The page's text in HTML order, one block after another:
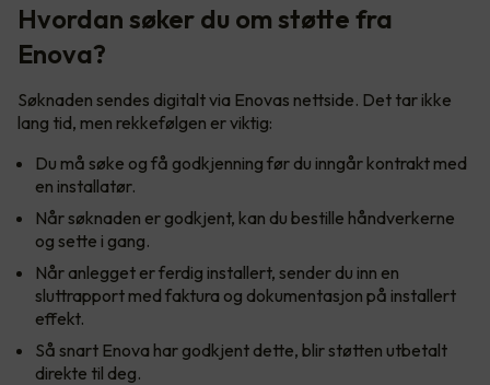
Hvordan søker du om støtte fra
Enova?
Søknaden sendes digitalt via Enovas nettside. Det tar ikke
lang tid, men rekkefølgen er viktig:
Du må søke og få godkjenning før du inngår kontrakt med
en installatør.
Når søknaden er godkjent, kan du bestille håndverkerne
og sette i gang.
Når anlegget er ferdig installert, sender du inn en
sluttrapport med faktura og dokumentasjon på installert
effekt.
Så snart Enova har godkjent dette, blir støtten utbetalt
direkte til deg.